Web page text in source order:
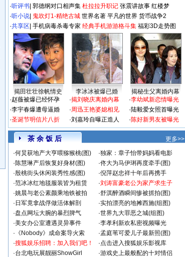
·听评书 郭德纲对口相声集 杜拉拉升职记 张震讲故事 红楼梦
·听小说 鬼吹灯1-精绝古城 世界名著 平凡的世界 货币战争2
·共享区 手机病毒杀毒专家 经典手机游游格斗集 福彩3D走势图
揭田壮壮徐帆情史 李冰冰被爆已婚
揭秘生父离婚内幕
·赵薇被爆已经怀孕
·李宇春爆遭母逼婚
·圣诞节明信片八折
·揭刘晓庆离婚内幕
·周迅王艳婆媳相见
·刘嘉玲自曝正造人
·李幼斌新恋情曝光
·陆毅爱女照首曝光
·陈好新男友被曝光
茶 余 饭 后
更多>>
·何炅获地产大亨喂猕猴桃(图) ·独家：章子怡带妈妈看电影
·陈慧琳产后恢复好身材(图) ·佟大为马伊琍再度牵手(图)
·殷桃街头休闲装秀性感(图) ·倪萍赵忠祥十年后再携手
·范冰冰红地毯服装皆为租赁 ·刘涛富豪老公为家产求生子
·姚晨与老公素颜乘地铁被拍 ·舒淇醉酒瞬间惨被抓拍(图)
· 日军竟拿战俘做活体解剖 ·实拍漂亮的地摊西施(组图)
·盘点网坛大腕的暴烈脾气 ·世界九大罪恶之城(组图)
·美女办公室遭遇灵异事件 ·李孝利新欢私密视频曝光
· 《Nobody》成命案导火索 ·孟庭苇可爱儿子最新照(图)
·搜狐娱乐招聘：加入我们吧！ ·点击进入搜狐娱乐影视库
·台北电玩展靓丽ShowGirl ·游戏史上最般配的十对情侣